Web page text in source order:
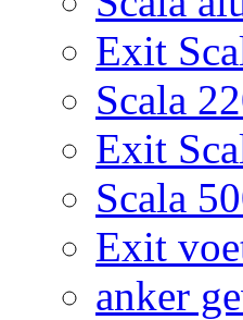
Exit
Scala
Exit
Scala
Exit
anker